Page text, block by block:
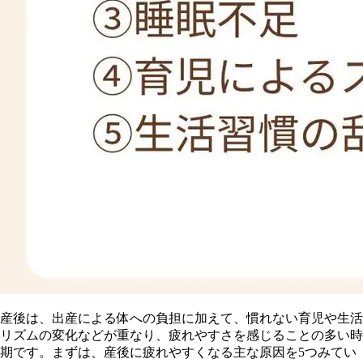
産後は、出産による体への負担に加えて、慣れない育児や生活
リズムの変化などが重なり、疲れやすさを感じることの多い時
期です。まずは、産後に疲れやすくなる主な原因を5つみてい